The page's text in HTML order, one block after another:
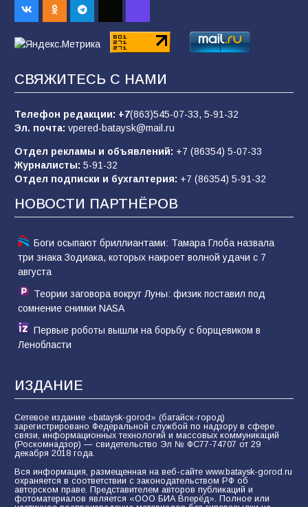
98 04.08.2026
пропагандистский вброс
«Слухами Москву не возьмёшь»: почему
заявления Киева о мобилизации — это
отчаяние, а не разведка
81 02.08.2026
СВЯЖИТЕСЬ С НАМИ
Телефон редакции: +7(863)545-07-33, 5-91-32
Эл. почта: vpered-bataysk@mail.ru
Отдел рекламы и объявлений: +7 (86354) 5-07-33
Журналисты: 5-91-32
Отдел подписки и бухгалтерия: +7 (86354) 5-91-32
НОВОСТИ ПАРТНЁРОВ
Боги осыпают бриллиантами: Тамара Глоба назвала
три знака Зодиака, которых накроет волной удачи с 7
августа
Теории заговора вокруг Луны: физик поставил под
сомнение снимки NASA
Первые роботы вышли на борьбу с борщевиком в
Ленобласти
ИЗДАНИЕ
Сетевое издание «bataysk-gorod» (батайск-город)
зарегистрировано Федеральной службой по надзору в сфере
связи, информационных технологий и массовых коммуникаций
(Роскомнадзор) — свидетельство Эл № ФС77-74707 от 29
декабря 2018 года.
Вся информация, размещенная на веб-сайте www.bataysk-gorod.ru
охраняется в соответствии с законодательством РФ об
авторском праве. Представителем авторов публикаций и
фотоматериалов является «ООО БИА Вперёд». Полное или